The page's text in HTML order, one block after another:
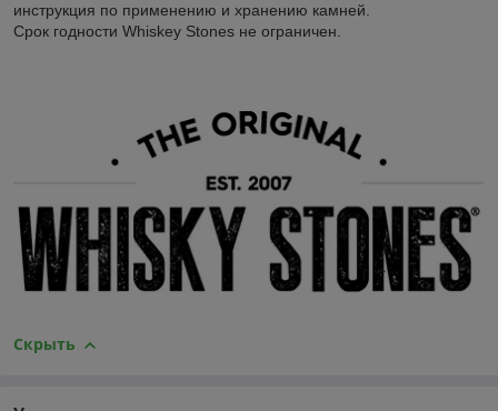
инструкция по применению и хранению камней.
Срок годности Whiskey Stones не ограничен.
Скрыть